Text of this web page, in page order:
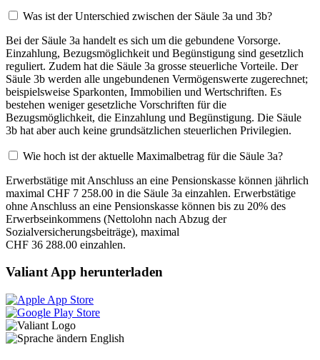
Was ist der Unterschied zwischen der Säule 3a und 3b?
Bei der Säule 3a handelt es sich um die gebundene Vorsorge.
Einzahlung, Bezugsmöglichkeit und Begünstigung sind gesetzlich
reguliert. Zudem hat die Säule 3a grosse steuerliche Vorteile. Der
Säule 3b werden alle ungebundenen Vermögenswerte zugerechnet;
beispielsweise Sparkonten, Immobilien und Wertschriften. Es
bestehen weniger gesetzliche Vorschriften für die
Bezugsmöglichkeit, die Einzahlung und Begünstigung. Die Säule
3b hat aber auch keine grundsätzlichen steuerlichen Privilegien.
Wie hoch ist der aktuelle Maximalbetrag für die Säule 3a?
Erwerbstätige mit Anschluss an eine Pensionskasse können jährlich
maximal CHF 7 258.00 in die Säule 3a einzahlen. Erwerbstätige
ohne Anschluss an eine Pensionskasse können bis zu 20% des
Erwerbseinkommens (Nettolohn nach Abzug der
Sozialversicherungsbeiträge), maximal
CHF 36 288.00 einzahlen.
Valiant App herunterladen
English